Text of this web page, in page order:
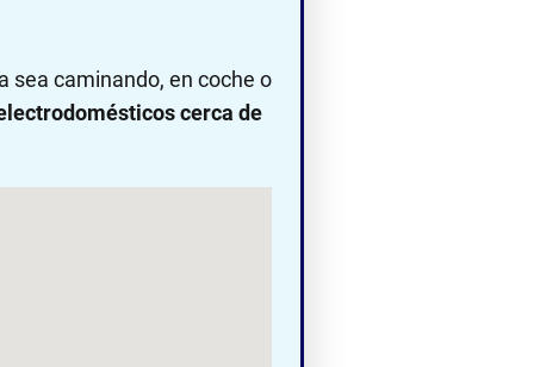
sea caminando, en coche o
cerca de